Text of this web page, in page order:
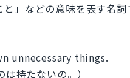
」などの意味を表す名
unnecessary things.
は持たないの。）